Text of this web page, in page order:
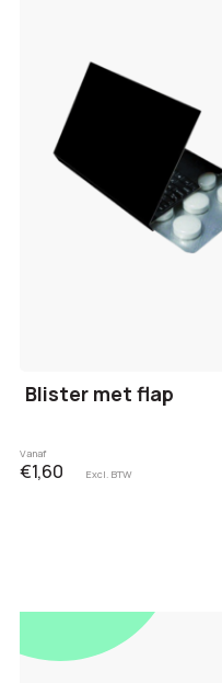
Blister met flap
Vanaf
€1,60 Excl. BTW